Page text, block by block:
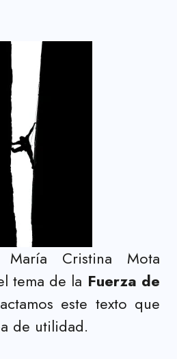
María Cristina Mota
tema de la Fuerza de
este texto que
de utilidad.